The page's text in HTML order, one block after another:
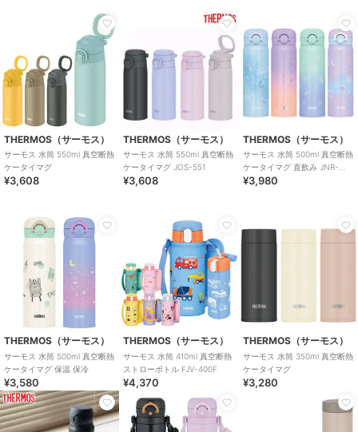
THERMOS（サーモス）
サーモス 水筒 550ml 真空断熱
ケータイマグ
¥3,608
THERMOS（サーモス）
サーモス 水筒 550ml 真空断熱
ケータイマグ JOS-551
¥3,608
THERMOS（サーモス）
サーモス 水筒 500ml 真空断熱
ケータイマグ 直飲み JNR-
504G
¥3,980
THERMOS（サーモス）
サーモス 水筒 500ml 真空断熱
ケータイマグ 保温 保冷
¥3,580
THERMOS（サーモス）
サーモス 水筒 410ml 真空断熱
ストローボトル FJV-400F
¥4,370
THERMOS（サーモス）
サーモス 水筒 350ml 真空断熱
ケータイマグ
¥3,280